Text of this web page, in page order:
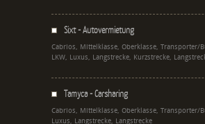
Sixt - Autovermietung
Cabrios, Mittelklasse, Oberklasse, Transporter/
LKW, Luxus, Langstrecke, Kurzstrecke,
Tamyca - Carsharing
Cabrios, Mittelklasse, Oberklasse, Transporter/
Luxus, Langstrecke, Langstrecke